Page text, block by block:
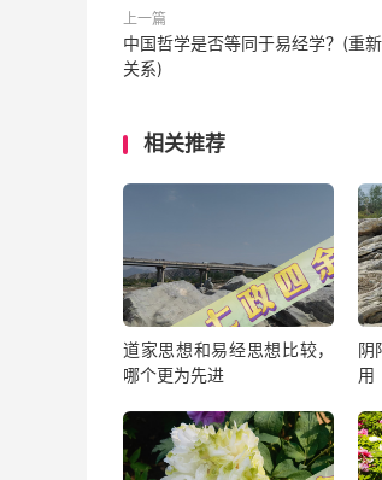
上一篇
中国哲学是否等同于易经学？(重
关系)
相关推荐
道家思想和易经思想比较，
哪个更为先进
阴
用